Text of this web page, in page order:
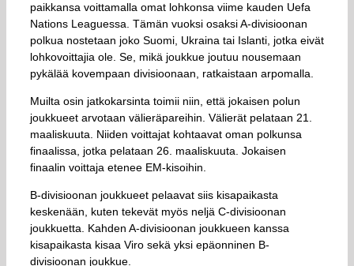
paikkansa voittamalla omat lohkonsa viime kauden Uefa
Nations Leaguessa. Tämän vuoksi osaksi A-divisioonan
polkua nostetaan joko Suomi, Ukraina tai Islanti, jotka eivät
lohkovoittajia ole. Se, mikä joukkue joutuu nousemaan
pykälää kovempaan divisioonaan, ratkaistaan arpomalla.
Muilta osin jatkokarsinta toimii niin, että jokaisen polun
joukkueet arvotaan välieräpareihin. Välierät pelataan 21.
maaliskuuta. Niiden voittajat kohtaavat oman polkunsa
finaalissa, jotka pelataan 26. maaliskuuta. Jokaisen
finaalin voittaja etenee EM-kisoihin.
B-divisioonan joukkueet pelaavat siis kisapaikasta
keskenään, kuten tekevät myös neljä C-divisioonan
joukkuetta. Kahden A-divisioonan joukkueen kanssa
kisapaikasta kisaa Viro sekä yksi epäonninen B-
divisioonan joukkue.